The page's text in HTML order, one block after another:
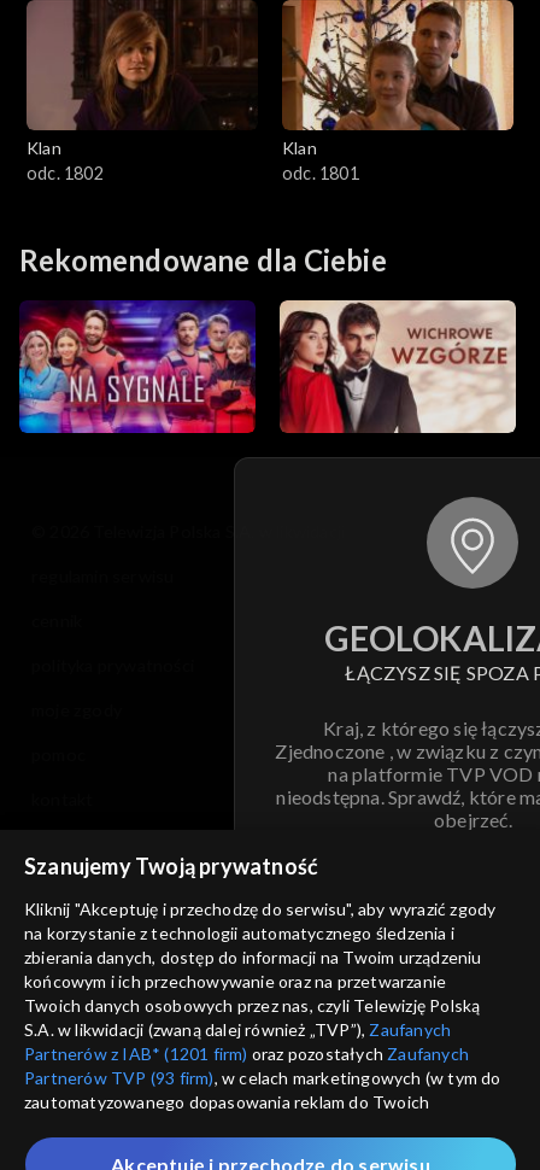
Klan
odc. 1802
Klan
odc. 1801
Rekomendowane dla Ciebie
ŁĄCZYSZ SIĘ SPOZA
Kraj, z którego się
Zjednoczone , w związku z
na platformie TVP VOD
nieodstępna. Sprawdź, które
obejrzeć.
ANULUJ
informacje o dostawcy usług
Szanujemy Twoją prywatność
Kliknij "Akceptuję i przechodzę do serwisu", aby wyrazić zgody
na korzystanie z technologii automatycznego śledzenia i
zbierania danych, dostęp do informacji na Twoim urządzeniu
końcowym i ich przechowywanie oraz na przetwarzanie
Twoich danych osobowych przez nas, czyli Telewizję Polską
S.A. w likwidacji (zwaną dalej również „TVP”), Zaufanych
Partnerów z IAB* (1201 firm) oraz pozostałych Zaufanych
Partnerów TVP (93 firm), w celach marketingowych (w tym do
zautomatyzowanego dopasowania reklam do Twoich
które wskazujemy poniżej, a także zgody na udostępnianie
Akceptuję i przechodzę do serwisu